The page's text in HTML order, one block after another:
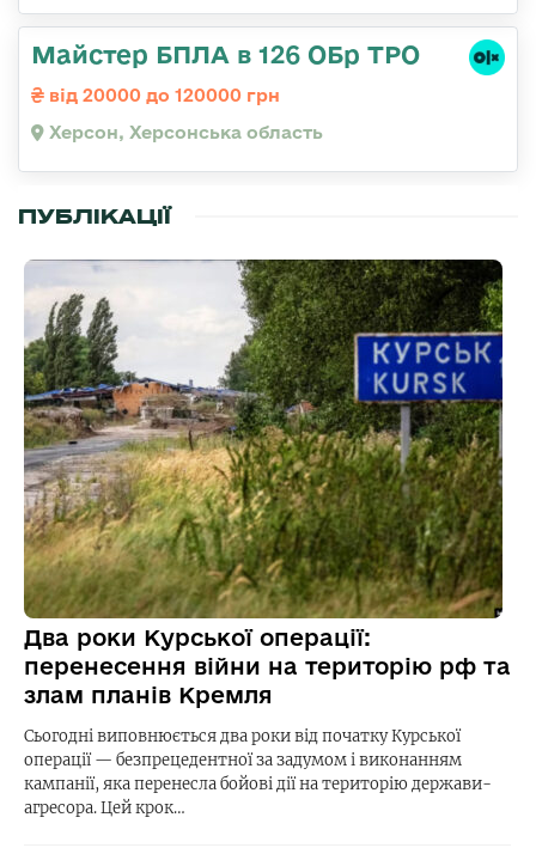
Майстер БПЛА в 126 ОБр ТРО
від 20000 до 120000 грн
Херсон, Херсонська область
ПУБЛІКАЦІЇ
Два роки Курської операції:
перенесення війни на територію рф та
злам планів Кремля
Сьогодні виповнюється два роки від початку Курської
операції — безпрецедентної за задумом і виконанням
кампанії, яка перенесла бойові дії на територію держави-
агресора. Цей крок…